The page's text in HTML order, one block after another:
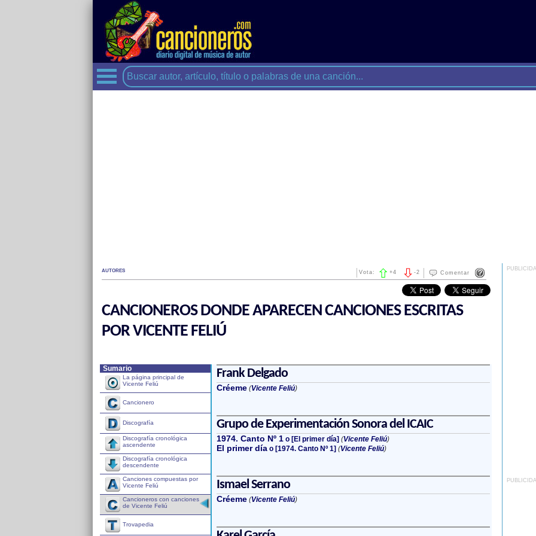
AUTORES Comentar
-2
Vota: +4
CANCIONEROS DONDE APARECEN CANCIONES ESCRITAS
POR VICENTE FELIÚ
Sumario
La página principal de
Vicente Feliú
Cancionero
Discografía
Discografía cronológica
ascendente
Discografía cronológica
descendente
Canciones compuestas por
Vicente Feliú
Cancioneros con canciones
de Vicente Feliú
Trovapedia
Frank Delgado
Créeme (Vicente Feliú)
Grupo de Experimentación Sonora del ICAIC
1974. Canto Nº 1o [El primer día] (Vicente Feliú)
El primer díao [1974. Canto Nº 1] (Vicente Feliú)
Ismael Serrano
Créeme (Vicente Feliú)